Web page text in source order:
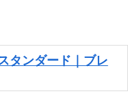
タンダード｜ブレ